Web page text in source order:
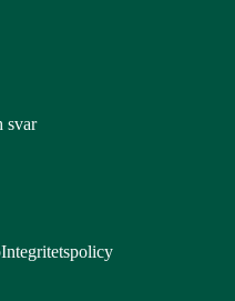
svar
Integritetspolicy